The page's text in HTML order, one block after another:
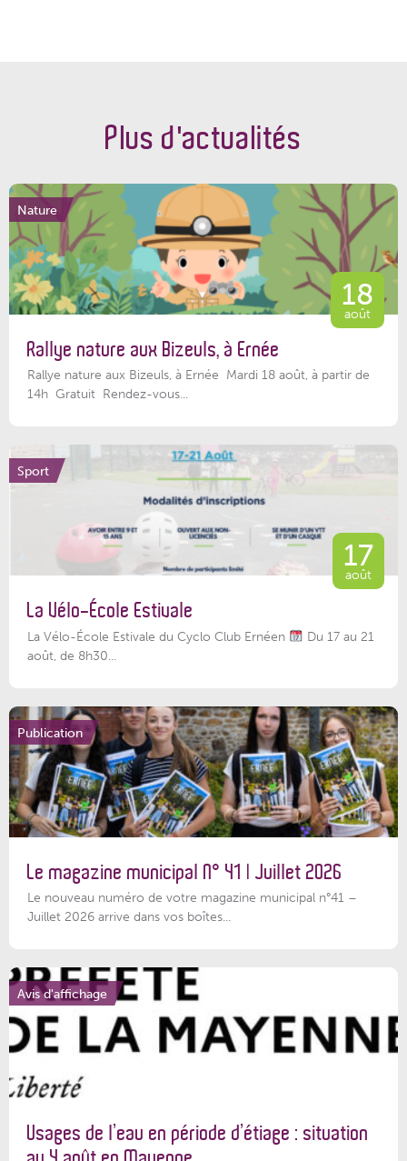
Plus d'actualités
Nature
18
août
Rallye nature aux Bizeuls, à Ernée
Rallye nature aux Bizeuls, à Ernée Mardi 18 août, à partir de
14h Gratuit Rendez-vous...
Sport
17
août
La Vélo-École Estivale
La Vélo-École Estivale du Cyclo Club Ernéen
Du 17 au 21
août, de 8h30...
Publication
Le magazine municipal N° 41 | Juillet 2026
Le nouveau numéro de votre magazine municipal n°41 –
Juillet 2026 arrive dans vos boîtes...
Avis d'affichage
Usages de l’eau en période d’étiage : situation